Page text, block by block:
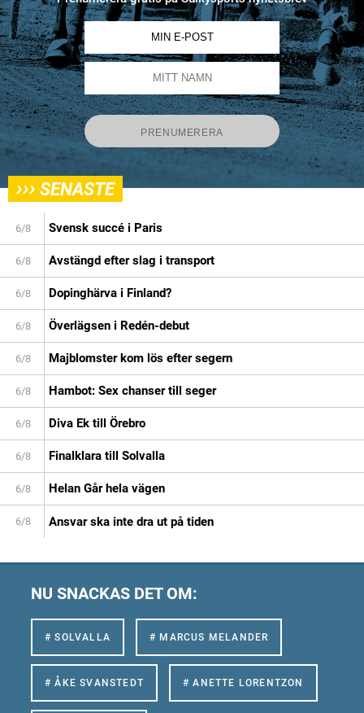
››› SENASTE
6/8 Svensk succé i Paris
6/8 Avstängd efter slag i transport
6/8 Dopinghärva i Finland?
6/8 Överlägsen i Redén-debut
6/8 Majblomster kom lös efter segern
6/8 Hambot: Sex chanser till seger
6/8 Diva Ek till Örebro
6/8 Finalklara till Solvalla
6/8 Helan Går hela vägen
6/8 Ansvar ska inte dra ut på tiden
NU SNACKAS DET OM:
# SOLVALLA # MARCUS MELANDER
# ÅKE SVANSTEDT # ANETTE LORENTZON